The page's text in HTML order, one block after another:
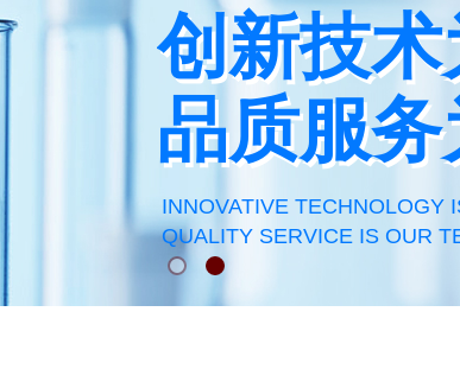
创新技
品质服
创新技
品质服
INNOVATIVE TECHNOLOGY
QUALITY SERVICE IS OUR